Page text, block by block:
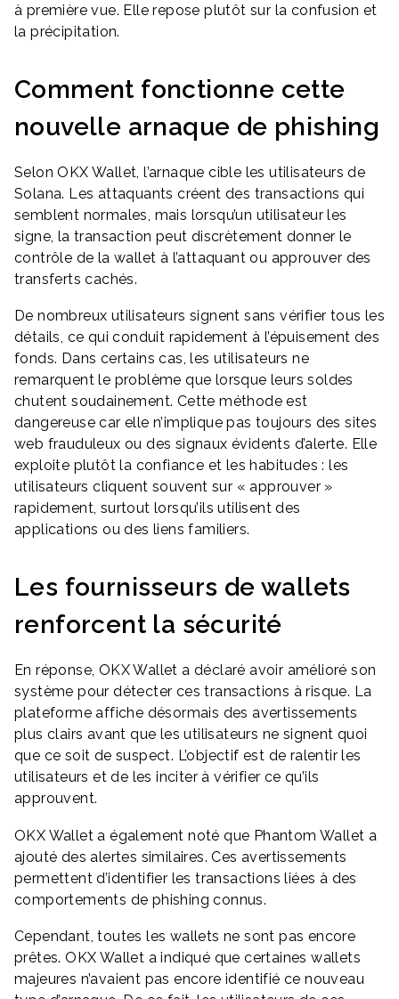
à première vue. Elle repose plutôt sur la confusion et
la précipitation.
Comment fonctionne cette
nouvelle arnaque de phishing
Selon OKX Wallet, l’arnaque cible les utilisateurs de
Solana. Les attaquants créent des transactions qui
semblent normales, mais lorsqu’un utilisateur les
signe, la transaction peut discrètement donner le
contrôle de la wallet à l’attaquant ou approuver des
transferts cachés.
De nombreux utilisateurs signent sans vérifier tous les
détails, ce qui conduit rapidement à l’épuisement des
fonds. Dans certains cas, les utilisateurs ne
remarquent le problème que lorsque leurs soldes
chutent soudainement. Cette méthode est
dangereuse car elle n’implique pas toujours des sites
web frauduleux ou des signaux évidents d’alerte. Elle
exploite plutôt la confiance et les habitudes : les
utilisateurs cliquent souvent sur « approuver »
rapidement, surtout lorsqu’ils utilisent des
applications ou des liens familiers.
Les fournisseurs de wallets
renforcent la sécurité
En réponse, OKX Wallet a déclaré avoir amélioré son
système pour détecter ces transactions à risque. La
plateforme affiche désormais des avertissements
plus clairs avant que les utilisateurs ne signent quoi
que ce soit de suspect. L’objectif est de ralentir les
utilisateurs et de les inciter à vérifier ce qu’ils
approuvent.
OKX Wallet a également noté que Phantom Wallet a
ajouté des alertes similaires. Ces avertissements
permettent d’identifier les transactions liées à des
comportements de phishing connus.
Cependant, toutes les wallets ne sont pas encore
prêtes. OKX Wallet a indiqué que certaines wallets
majeures n’avaient pas encore identifié ce nouveau